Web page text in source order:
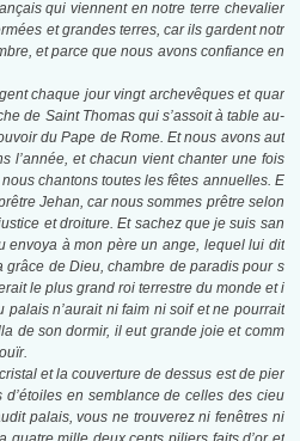
qui viennent en notre terre chevalier
et grandes terres, car ils gardent notr
et parce que nous avons confiance en
chaque jour vingt archevêques et quar
de Saint Thomas qui s’assoit à table au-
du Pape de Rome. Et nous avons aut
l’année, et chacun vient chanter une fois
chantons toutes les fêtes annuelles. E
Jehan, car nous sommes prêtre selon
et droiture. Et sachez que je suis san
envoya à mon père un ange, lequel lui dit
de Dieu, chambre de paradis pour s
le plus grand roi terrestre du monde et i
palais n’aurait ni faim ni soif et ne pourrait
de son dormir, il eut grande joie et comm
et la couverture de dessus est de pier
en semblance de celles des cieu
palais, vous ne trouverez ni fenêtres ni